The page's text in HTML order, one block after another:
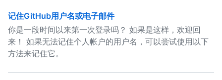
记住GitHub用户名或电子邮件
你是一段时间以来第一次登录吗？ 如果是这样，欢迎回
来！ 如果无法记住个人帐户的用户名，可以尝试使用以下
方法来记住它。